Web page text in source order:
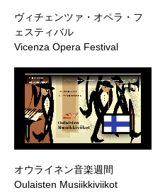
ヴィチェンツァ・オペラ・フ
ェスティバル
Vicenza Opera Festival
オウライネン音楽週間
Oulaisten Musiikkiviikot